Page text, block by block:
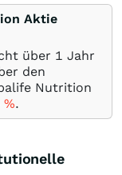
Aktie
über 1 Jahr
den
Nutrition
%.